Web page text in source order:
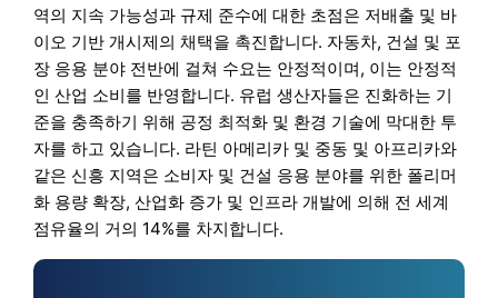
역의 지속 가능성과 규제 준수에 대한 초점은 저배출 및 바
이오 기반 개시제의 채택을 촉진합니다. 자동차, 건설 및 포
장 응용 분야 전반에 걸쳐 수요는 안정적이며, 이는 안정적
인 산업 소비를 반영합니다. 유럽 생산자들은 진화하는 기
준을 충족하기 위해 공정 최적화 및 환경 기술에 막대한 투
자를 하고 있습니다. 라틴 아메리카 및 중동 및 아프리카와
같은 신흥 지역은 소비자 및 건설 응용 분야를 위한 폴리머
화 용량 확장, 산업화 증가 및 인프라 개발에 의해 전 세계
점유율의 거의 14%를 차지합니다.